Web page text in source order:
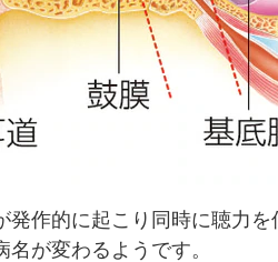
発作的に起こり同時に聴力を
が変わるようです。